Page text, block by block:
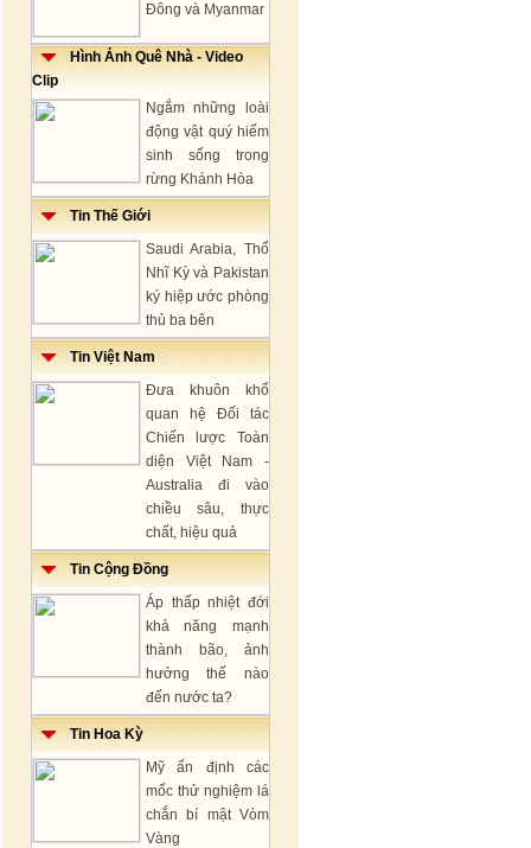
Đông và Myanmar
Hình Ảnh Quê Nhà - Video
Clip
Ngắm những loài
động vật quý hiếm
sinh sống trong
rừng Khánh Hòa
Tin Thế Giới
Saudi Arabia, Thổ
Nhĩ Kỳ và Pakistan
ký hiệp ước phòng
thủ ba bên
Tin Việt Nam
Đưa khuôn khổ
quan hệ Đối tác
Chiến lược Toàn
diện Việt Nam -
Australia đi vào
chiều sâu, thực
chất, hiệu quả
Tin Cộng Đồng
Áp thấp nhiệt đới
khả năng mạnh
thành bão, ảnh
hưởng thế nào
đến nước ta?
Tin Hoa Kỳ
Mỹ ấn định các
mốc thử nghiệm lá
chắn bí mật Vòm
Vàng